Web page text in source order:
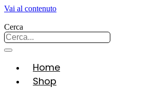
Vai al contenuto
Cerca
Home
Shop